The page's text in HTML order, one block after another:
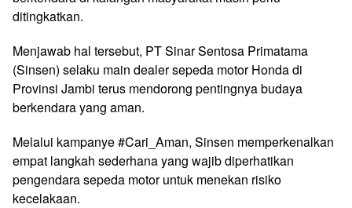
ditingkatkan.
Menjawab hal tersebut, PT Sinar Sentosa Primatama
(Sinsen) selaku main dealer sepeda motor Honda di
Provinsi Jambi terus mendorong pentingnya budaya
berkendara yang aman.
Melalui kampanye #Cari_Aman, Sinsen memperkenalkan
empat langkah sederhana yang wajib diperhatikan
pengendara sepeda motor untuk menekan risiko
kecelakaan.